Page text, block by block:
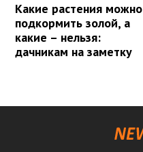
Какие растения можно
подкормить золой, а
какие – нельзя:
дачникам на заметку